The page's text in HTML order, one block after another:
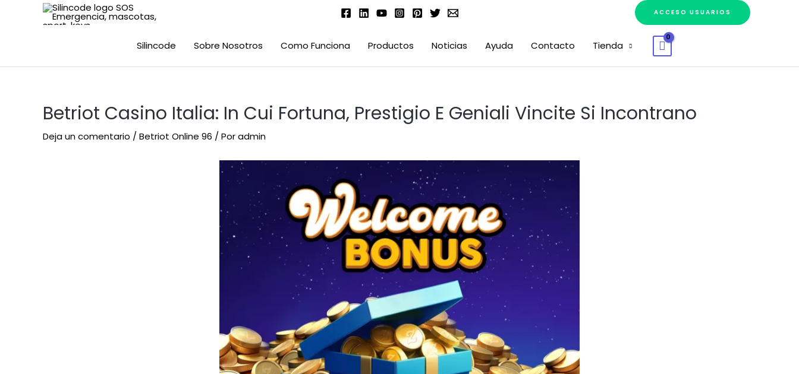
ACCESO USUARIOS
Silincode Sobre Nosotros Como Funciona Productos Noticias Ayuda Contacto Tienda
Betriot Casino Italia: In Cui Fortuna, Prestigio E Geniali Vincite Si Incontrano
Deja un comentario / Betriot Online 96 / Poradmin